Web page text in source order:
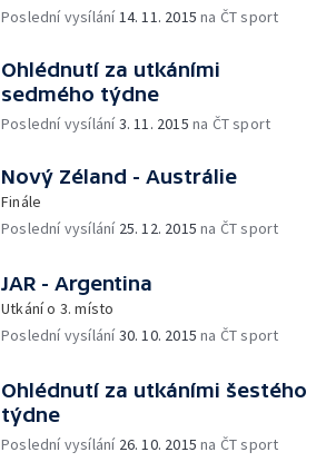
Poslední vysílání14. 11. 2015 na ČT sport
Ohlédnutí za utkáními
sedmého týdne
Poslední vysílání3. 11. 2015 na ČT sport
Nový Zéland - Austrálie
Finále
Poslední vysílání 25. 12. 2015 na ČT sport
JAR - Argentina
Utkání o 3. místo
Poslední vysílání30. 10. 2015 na ČT sport
Ohlédnutí za utkáními šestého
týdne
Poslední vysílání 26. 10. 2015 na ČT sport